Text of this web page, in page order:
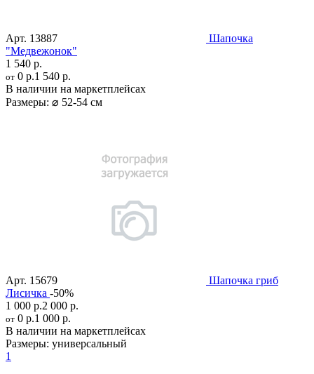
Арт. 13887
Шапочка
"Медвежонок"
1 540 р.
от 0 р.1 540 р.
В наличии на маркетплейсах
Размеры: ⌀ 52-54 см
Арт. 15679
Шапочка гриб
Лисичка -50%
1 000 р.2 000 р.
от 0 р.1 000 р.
В наличии на маркетплейсах
Размеры: универсальный
1